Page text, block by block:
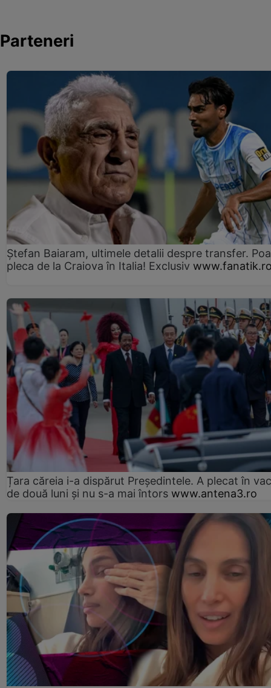
Parteneri
Ștefan Baiaram, ultimele detalii despre transfer.
pleca de la Craiova în Italia! Exclusiv
Țara căreia i-a dispărut Președintele. A plecat în
de două luni și nu s-a mai întors www.antena3.ro